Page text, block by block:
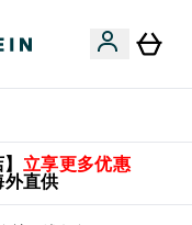
立享更多优惠
外直供